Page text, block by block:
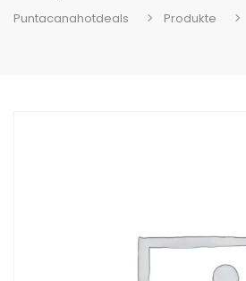
Puntacanahotdeals Produkte